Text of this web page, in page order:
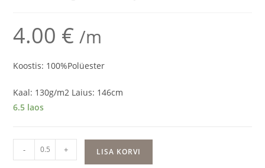
4.00 € /m
Koostis: 100%Polüester
Kaal: 130g/m2 Laius: 146cm
6.5 laos
valge
- + LISA KORVI